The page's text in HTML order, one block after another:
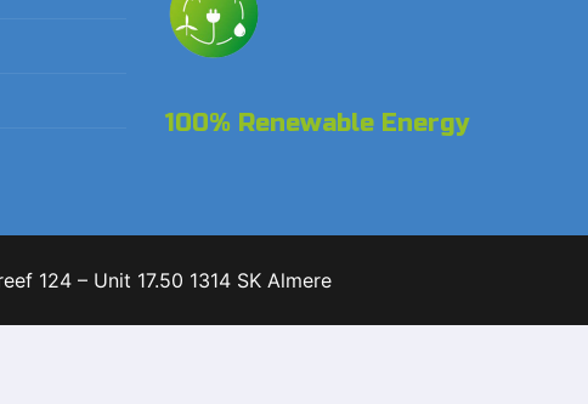
100% Renewable Energy
124 – Unit 17.50 1314 SK Almere